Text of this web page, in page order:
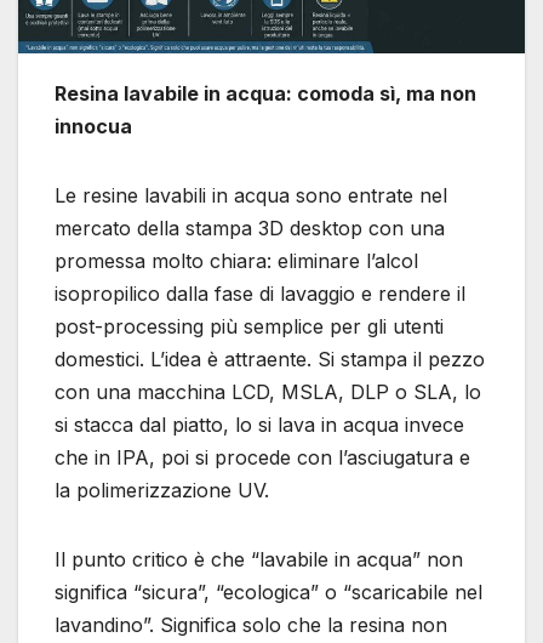
Resina lavabile in acqua: comoda sì, ma non
innocua
Le resine lavabili in acqua sono entrate nel
mercato della stampa 3D desktop con una
promessa molto chiara: eliminare l’alcol
isopropilico dalla fase di lavaggio e rendere il
post-processing più semplice per gli utenti
domestici. L’idea è attraente. Si stampa il pezzo
con una macchina LCD, MSLA, DLP o SLA, lo
si stacca dal piatto, lo si lava in acqua invece
che in IPA, poi si procede con l’asciugatura e
la polimerizzazione UV.
Il punto critico è che “lavabile in acqua” non
significa “sicura”, “ecologica” o “scaricabile nel
lavandino”. Significa solo che la resina non